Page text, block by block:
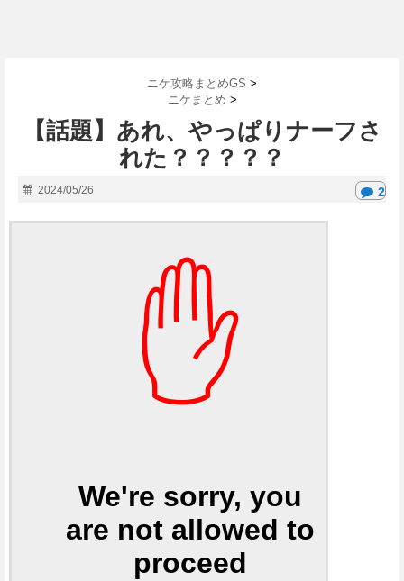
ニケ攻略まとめGS >
ニケまとめ >
【話題】あれ、やっぱりナーフさ
れた？？？？？
2024/05/26 2
✋
We're sorry, you
are not allowed to
proceed